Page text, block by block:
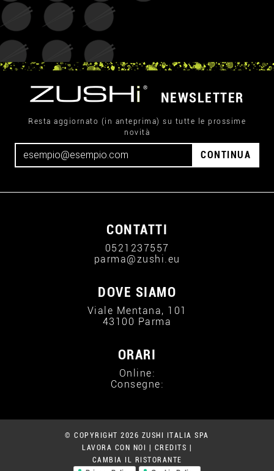
NEWSLETTER
Resta aggiornato (in anteprima) su tutte le prossime
novità
CONTINUA
CONTATTI
0521237557
parma@zushi.eu
DOVE SIAMO
Viale Mentana, 101
43100 Parma
ORARI
Online:
Consegne:
© COPYRIGHT 2026 ZUSHI ITALIA SPA
LAVORA CON NOI
CREDITS
CAMBIA IL RISTORANTE